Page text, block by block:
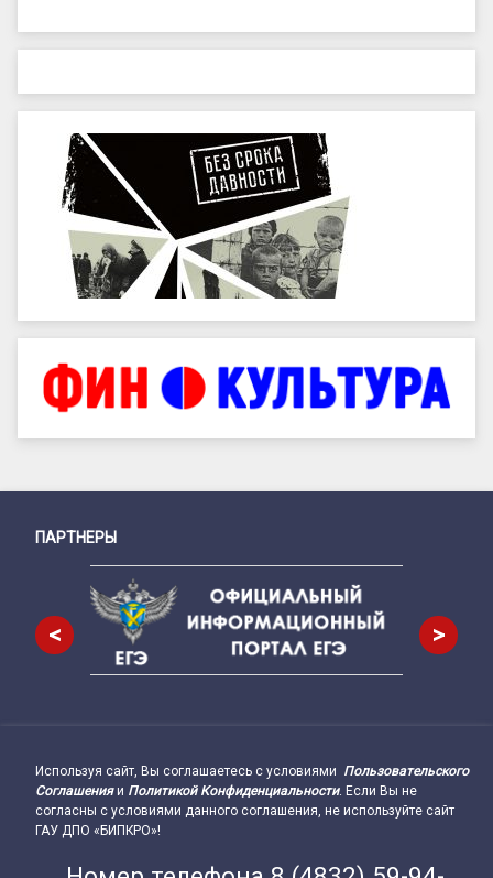
Снизу
ПАРТНЕРЫ
< >
Подвал сайта → влево
Используя сайт, Вы соглашаетесь с условиями Пользовательского
Соглашенияи Политикой Конфиденциальности. Если Вы не
согласны с условиями данного соглашения, не используйте сайт
ГАУ ДПО «БИПКРО»!